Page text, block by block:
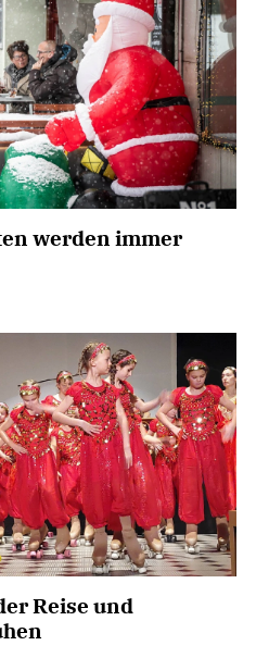
werden immer
Reise und